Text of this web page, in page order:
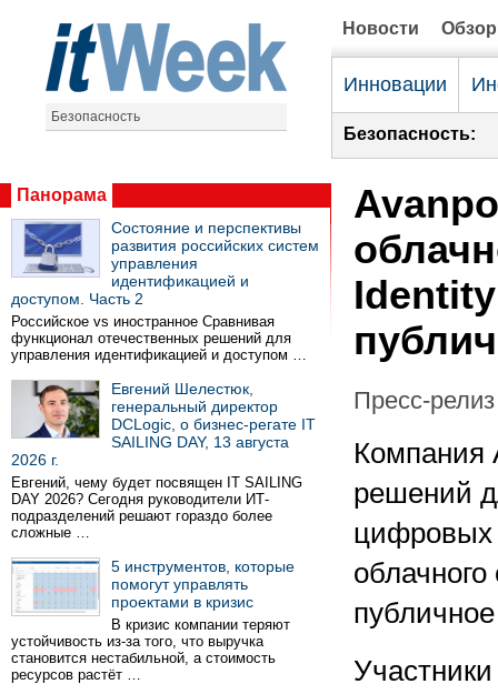
Безопасность
Новости
Инновации
Безопасность:
Панорама
Состояние и перспективы
развития российских систем
управления
идентификацией и
доступом. Часть 2
Российское vs иностранное Сравнивая
функционал отечественных решений для
управления идентификацией и доступом …
Евгений Шелестюк,
генеральный директор
DCLogic, о бизнес-регате IT
SAILING DAY, 13 августа
2026 г.
Евгений, чему будет посвящен IT SAILING
DAY 2026? Сегодня руководители ИТ-
подразделений решают гораздо более
сложные …
5 инструментов, которые
помогут управлять
проектами в кризис
В кризис компании теряют
устойчивость из-за того, что выручка
становится нестабильной, а стоимость
ресурсов растёт …
Пресс-
Компания
решений
цифровых